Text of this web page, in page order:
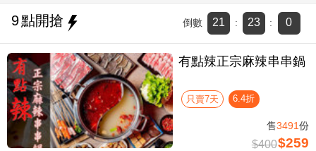
9點開搶 倒數 21 : 22 : 59
有點辣正宗麻辣串串鍋
只賣7天 6.4折
售3491份
$400$259